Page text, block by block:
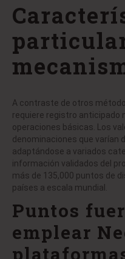
A contraste de otros
requiere registro anticipado
operaciones básicas. Los
denominaciones que varían
adaptándose a variados
información validados del
más de 135,000 puntos de
países a escala mundial.
Puntos
emplear